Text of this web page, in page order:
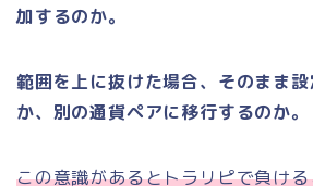
加するのか。
範囲を上に抜けた場合、そのまま
か、別の通貨ペアに移行するのか。
この意識があるとトラリピで負け